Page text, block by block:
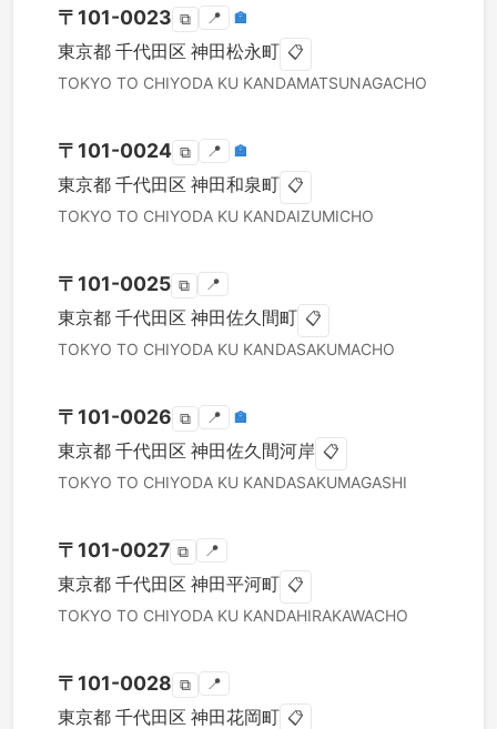
〒 101-0023 ⧉ 📍 🏣
東京都 千代田区 神田松永町 📋
TOKYO TO CHIYODA KU KANDAMATSUNAGACHO
〒 101-0024 ⧉ 📍 🏣
東京都 千代田区 神田和泉町 📋
TOKYO TO CHIYODA KU KANDAIZUMICHO
〒 101-0025 ⧉ 📍
東京都 千代田区 神田佐久間町 📋
TOKYO TO CHIYODA KU KANDASAKUMACHO
〒 101-0026 ⧉ 📍 🏣
東京都 千代田区 神田佐久間河岸 📋
TOKYO TO CHIYODA KU KANDASAKUMAGASHI
〒 101-0027 ⧉ 📍
東京都 千代田区 神田平河町 📋
TOKYO TO CHIYODA KU KANDAHIRAKAWACHO
〒 101-0028 ⧉ 📍
東京都 千代田区 神田花岡町 📋